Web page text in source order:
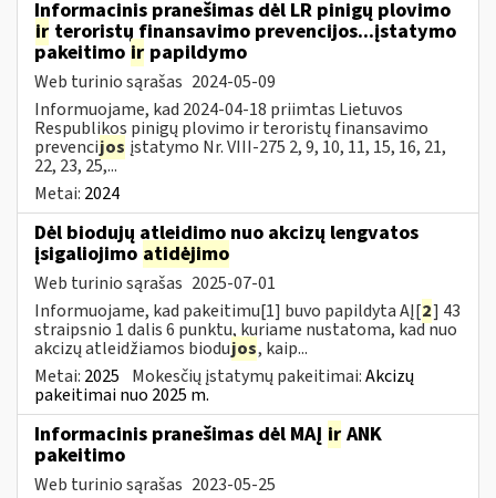
Informacinis pranešimas dėl LR pinigų plovimo
ir teroristų finansavimo prevencijos...įstatymo
pakeitimo ir papildymo
Web turinio sąrašas 2024-05-09
Informuojame, kad 2024-04-18 priimtas Lietuvos
Respublikos pinigų plovimo ir teroristų finansavimo
prevencijos įstatymo Nr. VIII-275 2, 9, 10, 11, 15, 16, 21,
22, 23, 25,...
Metai: 2024
Dėl biodujų atleidimo nuo akcizų lengvatos
įsigaliojimo atidėjimo
Web turinio sąrašas 2025-07-01
Informuojame, kad pakeitimu[1] buvo papildyta AĮ[2] 43
straipsnio 1 dalis 6 punktu, kuriame nustatoma, kad nuo
akcizų atleidžiamos biodujos, kaip...
Metai: 2025 Mokesčių įstatymų pakeitimai:Akcizų
pakeitimai nuo 2025 m.
Informacinis pranešimas dėl MAĮ ir ANK
pakeitimo
Web turinio sąrašas 2023-05-25